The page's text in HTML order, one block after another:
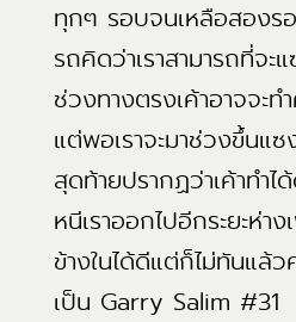
ทุกๆ รอบจนเหลือสองรอ
รถคิดว่าเราสามารถที่จะแ
ช่วงทางตรงเค้าอาจจะท
แต่พอเราจะมาช่วงขึ้นแ
สุดท้ายปรากฏว่าเค้าทำไ
หนีเราออกไปอีกระยะห่า
ข้างในได้ดีแต่ก็ไม่ทันแล้
เป็น Garry Salim #31